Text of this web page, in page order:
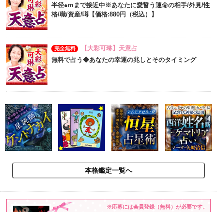
半径●mまで接近中※あなたに愛誓う運命の相手/外見/性
格/職/資産/噂【価格:880円（税込）】
完全無料
【大彩可琳】天意占
無料で占う◆あなたの幸運の兆しとそのタイミング
本格鑑定一覧へ
※応募には会員登録（無料）が必要です。